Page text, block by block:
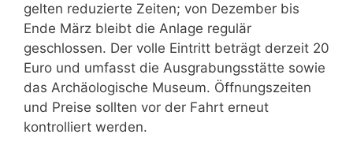
gelten reduzierte Zeiten; von Dezember bis
Ende März bleibt die Anlage regulär
geschlossen. Der volle Eintritt beträgt derzeit 20
Euro und umfasst die Ausgrabungsstätte sowie
das Archäologische Museum. Öffnungszeiten
und Preise sollten vor der Fahrt erneut
kontrolliert werden.